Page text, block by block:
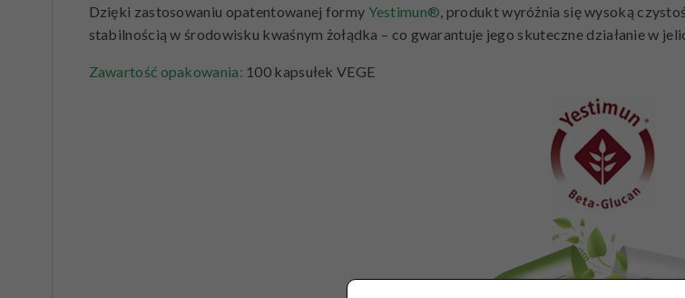
Dzięki zastosowaniu opatentowanej formy Yestimun®, produkt wyróżnia się wysoką
stabilnością w środowisku kwaśnym żołądka – co gwarantuje jego skuteczne działanie w
Zawartość opakowania: 100 kapsułek VEGE